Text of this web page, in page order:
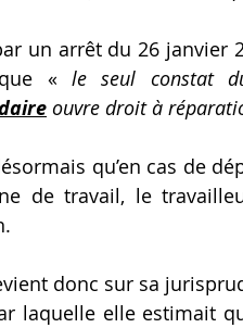
un arrêt du 26 janvier
«
ouvre droit à
qu’en cas de
de travail, le
donc sur sa
laquelle elle estimait